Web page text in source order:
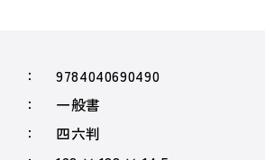
9784040690490
一般書
四六判